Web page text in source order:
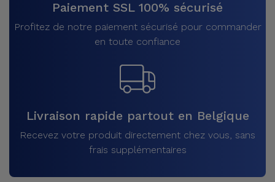
Paiement SSL 100% sécurisé
Profitez de notre paiement sécurisé pour commander
en toute confiance
Livraison rapide partout en Belgique
Recevez votre produit directement chez vous, sans
frais supplémentaires